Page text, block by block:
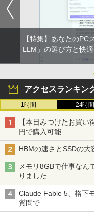
【特集】あなたの
LLM」の選び方と快
アクセスランキン
1時間 24時間
【本日みつけたお買
円で購入可能
HBMの速さとSSDの大
メモリ8GBで仕事な
りました
Claude Fable 5、格下
質問で